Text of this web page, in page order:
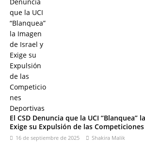
El CSD Denuncia que la UCI “Blanquea”
Exige su Expulsión de las
16 de septiembre de 2025 Shakira Malik